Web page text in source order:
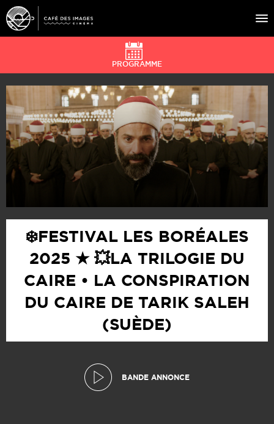
À L’AFFICHE
ÉVÉNEMENTS
CAFÉ DU CINÉ
PRATIQUE
ÉDUCATION AUX IMAGES
PROGRAMME
❄️FESTIVAL LES BORÉALES
2025 ★ 💥LA TRILOGIE DU
CAIRE • LA CONSPIRATION
DU CAIRE DE TARIK SALEH
(SUÈDE)
BANDE ANNONCE